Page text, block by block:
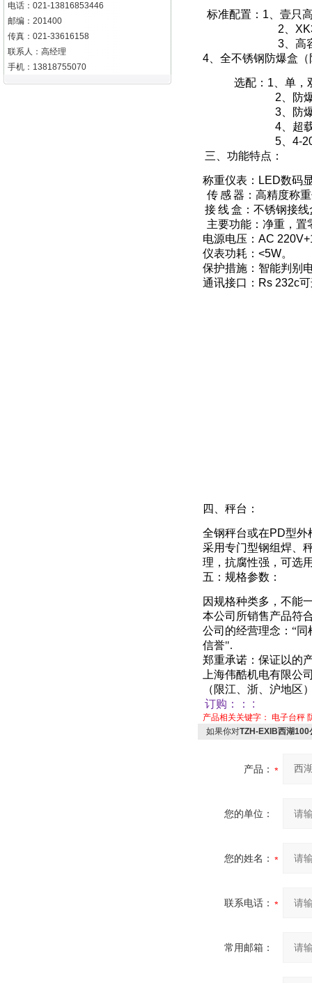
电话：021-13816853446
邮编：201400
传真：021-33616158
联系人：高经理
手机：13818755070
标准配置： 1 、壹只
2
3 、
4 、全不锈钢防爆盒
选配： 1 、单
2 、防
3 、防
4 、超
5
4-
三、功能特点：
称重仪表： LED数码
传感器：高精度称
接线盒：不锈钢接线
主要功能：净重，置
电源电压： AC
仪表功耗： <5W。
保护措施：智能判别
通讯接口： Rs 232c
四、秤台 ：
全钢秤台或在PD型外
采用专门型钢组焊、
理，抗腐性强 ， 可选
五：规格参数：
因规格种类多，不能
本公司所销售产品符
公司的经营理念：“
信誉".
郑重承诺：保证以的
上海伟酷机电有限公
（限江、浙、沪地区
订购：
： :
产品相关关键字： 电子台秤
如果你对TZH-EXIB西湖100
产品：
您的单位：
您的姓名：
联系电话：
常用邮箱：